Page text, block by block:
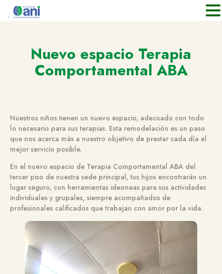
Nuevo espacio Terapia
Comportamental ABA
Nuestros niños tienen un nuevo espacio, adecuado con todo
lo necesario para sus terapias. Esta remodelación es un paso
que nos acerca más a nuestro objetivo de prestar cada día el
mejor servicio posible.
En el nuevo espacio de Terapia Comportamental ABA del
tercer piso de nuestra sede principal, tus hijos encontrarán un
lugar seguro, con herramientas ideoneas para sus actividades
individuales y grupales, siempre acompañados de
profesionales calificados que trabajan con amor por la vida.
.